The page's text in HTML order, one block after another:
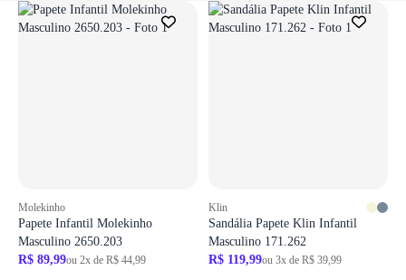
Molekinho
Papete Infantil Molekinho
Masculino 2650.203
R$ 89,99ou 2x de R$ 44,99
Klin
Sandália Papete Klin Infantil
Masculino 171.262
R$ 119,99ou 3x de R$ 39,99
Login necessário Login necessário